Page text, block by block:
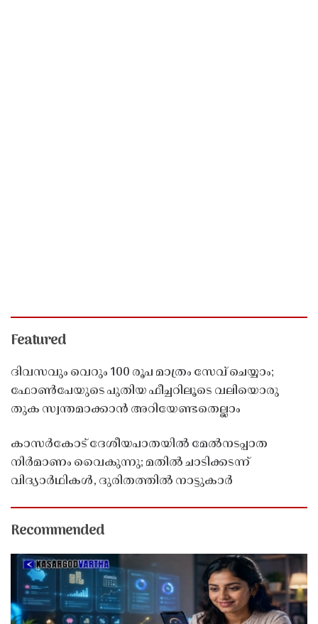
Featured
ദിവസവും വെറും 100 രൂപ മാത്രം സേവ് ചെയ്യാം;
ഫോൺപേയുടെ പുതിയ ഫീച്ചറിലൂടെ വലിയൊരു
തുക സ്വന്തമാക്കാൻ അറിയേണ്ടതെല്ലാം
കാസർകോട് ദേശീയപാതയിൽ മേൽനടപ്പാത
നിർമാണം വൈകുന്നു; മതിൽ ചാടിക്കടന്ന്
വിദ്യാർഥികൾ, ദുരിതത്തിൽ നാട്ടുകാർ
Recommended